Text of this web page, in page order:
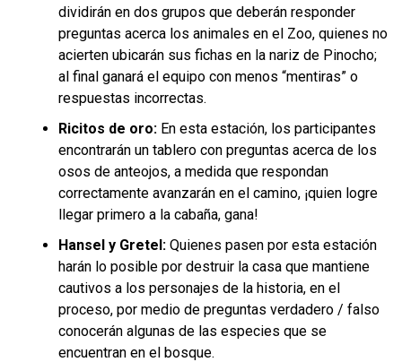
dividirán en dos grupos que deberán responder
preguntas acerca los animales en el Zoo, quienes no
acierten ubicarán sus fichas en la nariz de Pinocho;
al final ganará el equipo con menos “mentiras” o
respuestas incorrectas.
Ricitos de oro: En esta estación, los participantes
encontrarán un tablero con preguntas acerca de los
osos de anteojos, a medida que respondan
correctamente avanzarán en el camino, ¡quien logre
llegar primero a la cabaña, gana!
Hansel y Gretel: Quienes pasen por esta estación
harán lo posible por destruir la casa que mantiene
cautivos a los personajes de la historia, en el
proceso, por medio de preguntas verdadero / falso
conocerán algunas de las especies que se
encuentran en el bosque.